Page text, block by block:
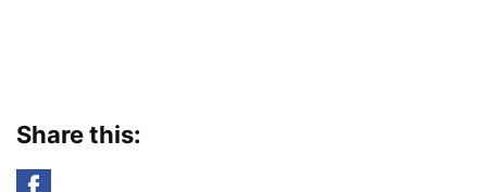
Share this: